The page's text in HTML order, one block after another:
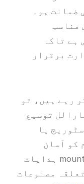
ضمانت ہو۔
مناسب
ہے تاکہ
برقرار
رہے ہیں، تو
توسیع
یا
کو آسان
بناتی ہے۔ زیادہ تفصیلی mounting ہدایات
مصنوعات